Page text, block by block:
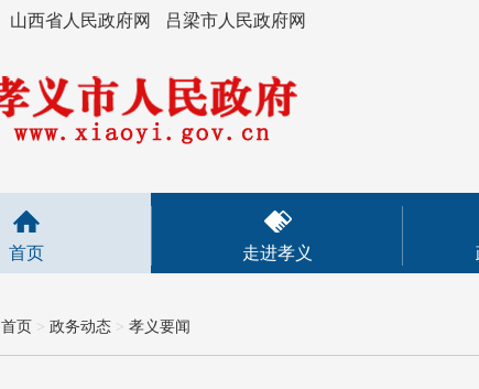
山西省人民政府网 吕梁市人民政府网
首页 走进孝义
首页 > 政务动态 > 孝义要闻